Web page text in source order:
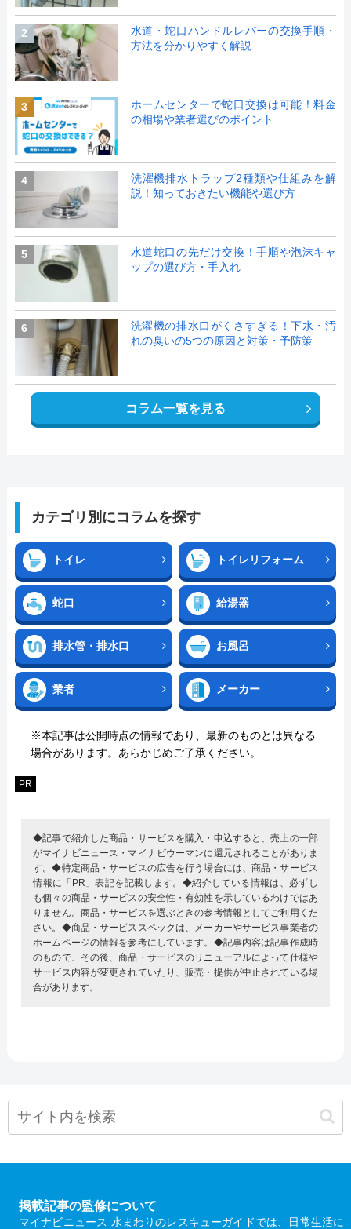
2
水道・蛇口ハンドルレバーの交換手順・
方法を分かりやすく解説
3
ホームセンターで蛇口交換は可能！料金
の相場や業者選びのポイント
4
洗濯機排水トラップ2種類や仕組みを解
説！知っておきたい機能や選び方
5
水道蛇口の先だけ交換！手順や泡沫キャ
ップの選び方・手入れ
6
洗濯機の排水口がくさすぎる！下水・汚
れの臭いの5つの原因と対策・予防策
コラム一覧を見る
カテゴリ別にコラムを探す
トイレ トイレリフォーム
蛇口 給湯器
排水管・排水口 お風呂
業者 メーカー
※本記事は公開時点の情報であり、最新のものとは異なる
場合があります。あらかじめご了承ください。
PR
◆記事で紹介した商品・サービスを購入・申込すると、売上の一部
がマイナビニュース・マイナビウーマンに還元されることがありま
す。◆特定商品・サービスの広告を行う場合には、商品・サービス
情報に「PR」表記を記載します。◆紹介している情報は、必ずし
も個々の商品・サービスの安全性・有効性を示しているわけではあ
りません。商品・サービスを選ぶときの参考情報としてご利用くだ
さい。◆商品・サービススペックは、メーカーやサービス事業者の
ホームページの情報を参考にしています。◆記事内容は記事作成時
のもので、その後、商品・サービスのリニューアルによって仕様や
サービス内容が変更されていたり、販売・提供が中止されている場
合があります。
掲載記事の監修について
マイナビニュース 水まわりのレスキューガイドでは、日常生活に